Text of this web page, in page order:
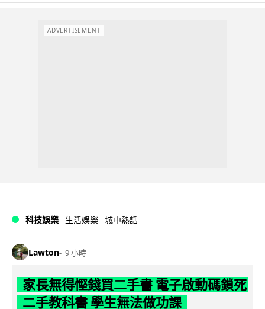
ADVERTISEMENT
科技娛樂 生活娛樂 城中熱話
Lawton 9 小時
家長無得慳錢買二手書 電子啟動碼鎖死
二手教科書 學生無法做功課